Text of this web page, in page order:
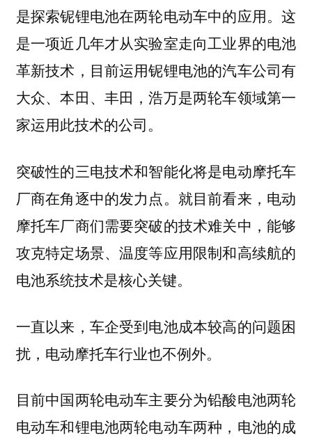
是探索铌锂电池在两轮电动车中的应用。这
是一项近几年才从实验室走向工业界的电池
革新技术，目前运用铌锂电池的汽车公司有
大众、本田、丰田，浩万是两轮车领域第一
家运用此技术的公司。
突破性的三电技术和智能化将是电动摩托车
厂商在角逐中的发力点。就目前看来，电动
摩托车厂商们需要突破的技术难关中，能够
攻克特定场景、温度等应用限制和高续航的
电池系统技术是核心关键。
一直以来，车企受到电池成本较高的问题困
扰，电动摩托车行业也不例外。
目前中国两轮电动车主要分为铅酸电池两轮
电动车和锂电池两轮电动车两种，电池的成